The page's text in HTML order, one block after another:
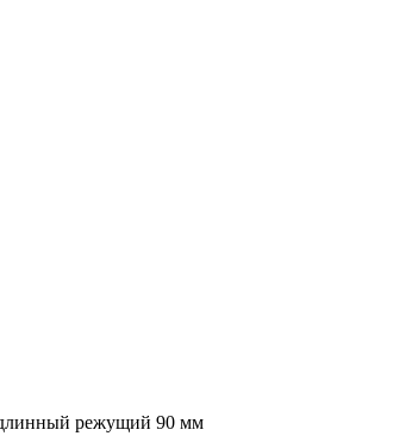
режущий 90 мм